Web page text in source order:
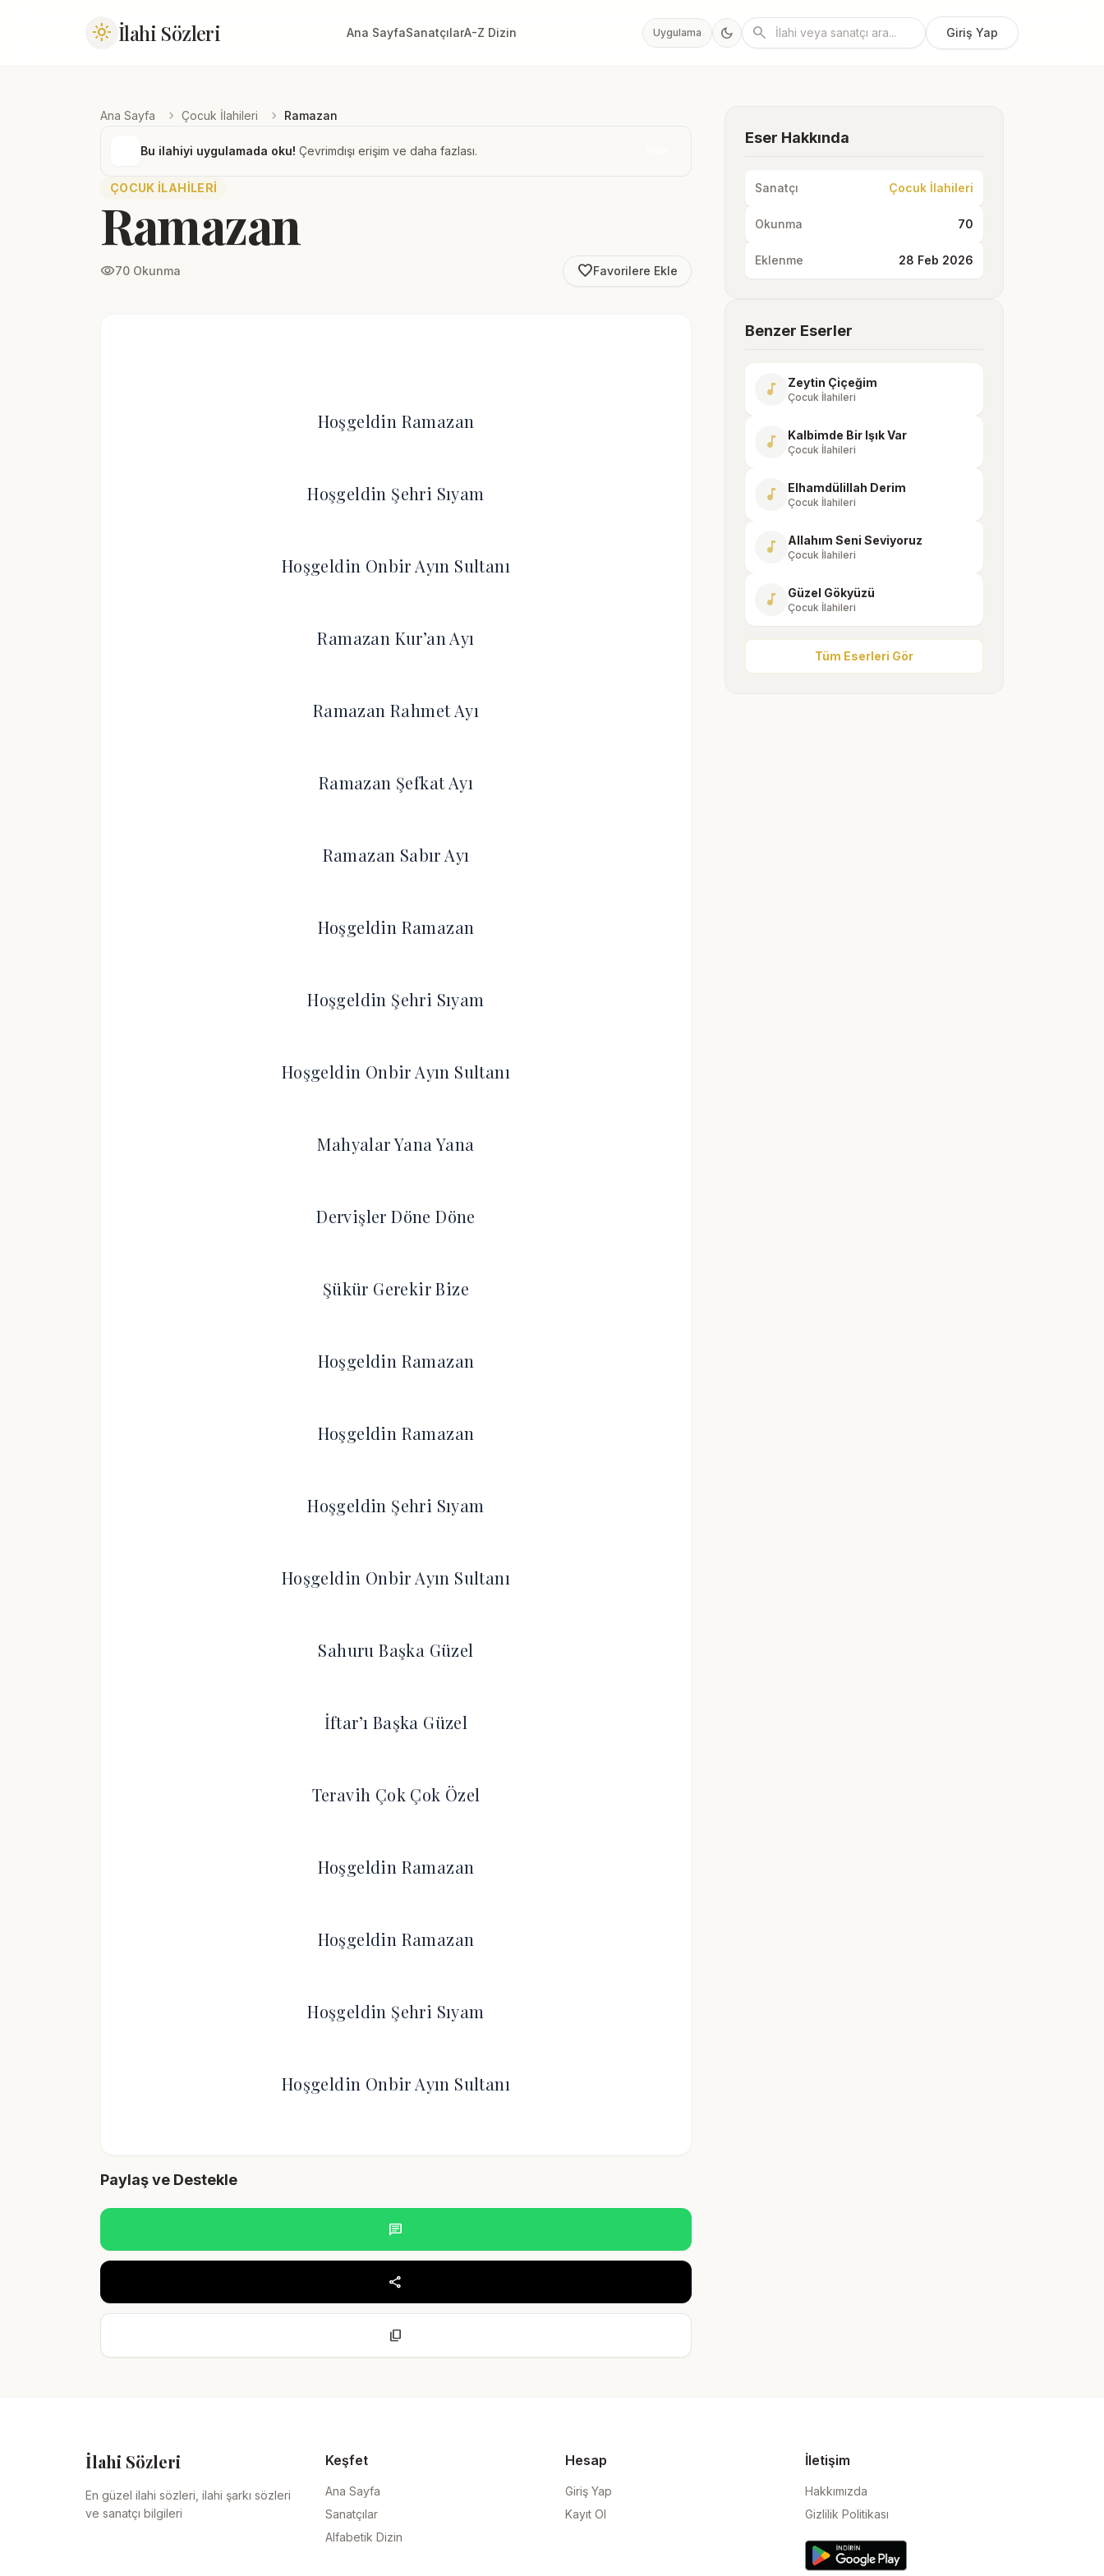
light_mode İlahi Sözleri Ana SayfaSanatçılarA-Z Dizin Uygulama dark_mode search Giriş Yap
Ana Sayfa chevron_right Çocuk İlahileri chevron_right Ramazan
Bu ilahiyi uygulamada oku! Çevrimdışı erişim ve daha fazlası.
ÇOCUK İLAHILERI
Ramazan
visibility70 Okunma favorite_borderFavorilere Ekle
Hoşgeldin Ramazan
Hoşgeldin Şehri Sıyam
Hoşgeldin Onbir Ayın Sultanı
Ramazan Kur’an Ayı
Ramazan Rahmet Ayı
Ramazan Şefkat Ayı
Ramazan Sabır Ayı
Hoşgeldin Ramazan
Hoşgeldin Şehri Sıyam
Hoşgeldin Onbir Ayın Sultanı
Mahyalar Yana Yana
Dervişler Döne Döne
Şükür Gerekir Bize
Hoşgeldin Ramazan
Hoşgeldin Ramazan
Hoşgeldin Şehri Sıyam
Hoşgeldin Onbir Ayın Sultanı
Sahuru Başka Güzel
İftar’ı Başka Güzel
Teravih Çok Çok Özel
Hoşgeldin Ramazan
Hoşgeldin Ramazan
Hoşgeldin Şehri Sıyam
Hoşgeldin Onbir Ayın Sultanı
Paylaş ve Destekle
chat
share
content_copy
Eser Hakkında
Sanatçı Çocuk İlahileri
Okunma 70
Eklenme 28 Feb 2026
Benzer Eserler
music_note Zeytin Çiçeğim
Çocuk İlahileri
music_note Kalbimde Bir Işık Var
Çocuk İlahileri
music_note Elhamdülillah Derim
Çocuk İlahileri
music_note Allahım Seni Seviyoruz
Çocuk İlahileri
music_note Güzel Gökyüzü
Çocuk İlahileri
Tüm Eserleri Gör
İlahi Sözleri
En güzel ilahi sözleri, ilahi şarkı sözleri
ve sanatçı bilgileri
Keşfet
Ana Sayfa
Sanatçılar
Alfabetik Dizin
Hesap
Giriş Yap
Kayıt Ol
İletişim
Hakkımızda
Gizlilik Politikası